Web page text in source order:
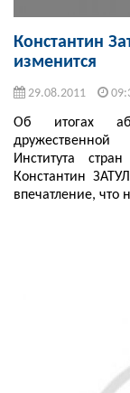
Константин
изменится
29.08.2011
Об итогах
дружественной
Института
Константин
впечатление, что